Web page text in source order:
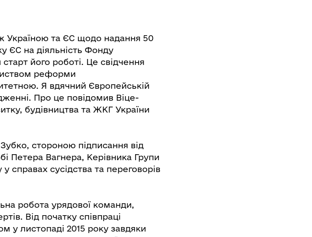
Україною та ЄС щодо надання 50
ЄС на діяльність Фонду
його роботі. Це свідчення
реформи
Я вдячний Європейській
Про це повідомив Віце-
будівництва та ЖКГ України
Зубко, стороною підписання від
Петера Вагнера, Керівника Групи
справах сусідства та переговорів
робота урядової команди,
Від початку співпраці
у листопаді 2015 року завдяки